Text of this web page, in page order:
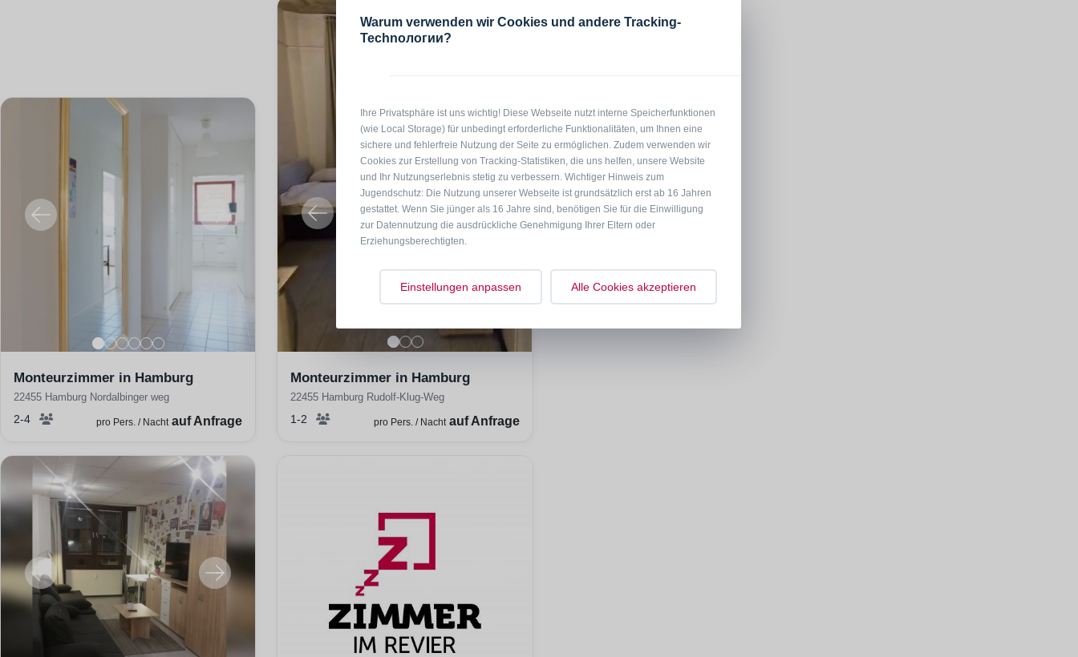
Monteurzimmer in Hamburg
22455 Hamburg Nordalbinger weg
2-4 pro Pers. / Nacht auf Anfrage
Monteurzimmer in Hamburg
22455 Hamburg Rudolf-Klug-Weg
1-2 pro Pers. / Nacht auf Anfrage
Warum verwenden wir Cookies und andere Tracking-
Technологии?
Ihre Privatsphäre ist uns wichtig! Diese Webseite nutzt interne Speicherfunktionen
(wie Local Storage) für unbedingt erforderliche Funktionalitäten, um Ihnen eine
sichere und fehlerfreie Nutzung der Seite zu ermöglichen. Zudem verwenden wir
Cookies zur Erstellung von Tracking-Statistiken, die uns helfen, unsere Website
und Ihr Nutzungserlebnis stetig zu verbessern. Wichtiger Hinweis zum
Jugendschutz: Die Nutzung unserer Webseite ist grundsätzlich erst ab 16 Jahren
gestattet. Wenn Sie jünger als 16 Jahre sind, benötigen Sie für die Einwilligung
zur Datennutzung die ausdrückliche Genehmigung Ihrer Eltern oder
Erziehungsberechtigten.
Einstellungen anpassen Alle Cookies akzeptieren